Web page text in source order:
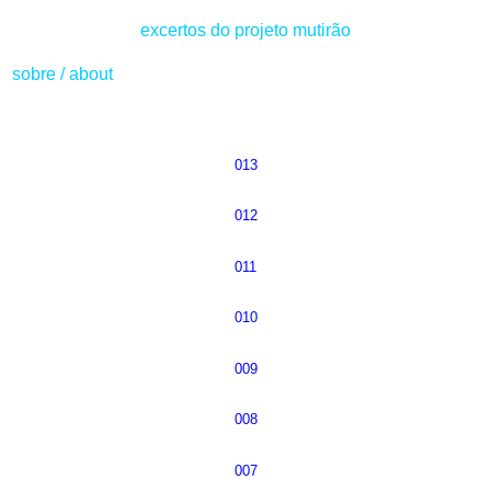
excertos do projeto mutirão
sobre / about
013
012
011
010
009
008
007